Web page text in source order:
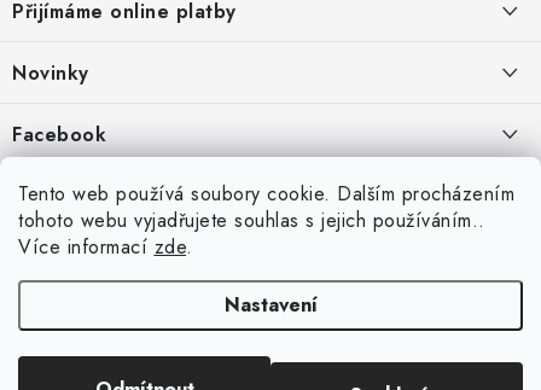
Tento web používá soubory cookie. Dalším procházením
tohoto webu vyjadřujete souhlas s jejich používáním..
Více informací zde.
Nastavení
Ochrana osobních údajů
Hodnocení obchodu
Doprava a platba
Vrácení zboží a reklamace
Přijímáme online platby
Novinky
Kryty, pouzdra, obaly na mobil Apple iPhone.
11.9.2022
Nová skla pro vaši ochranu
22.8.2020
Designové kryty pro Xiaomi
Facebook
Heureka Recenze obchodu
. Všechna práva vyhrazena.
Upravit nastavení